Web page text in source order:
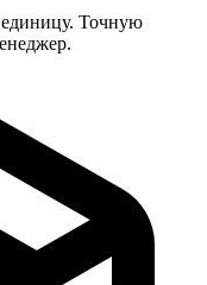
Точную